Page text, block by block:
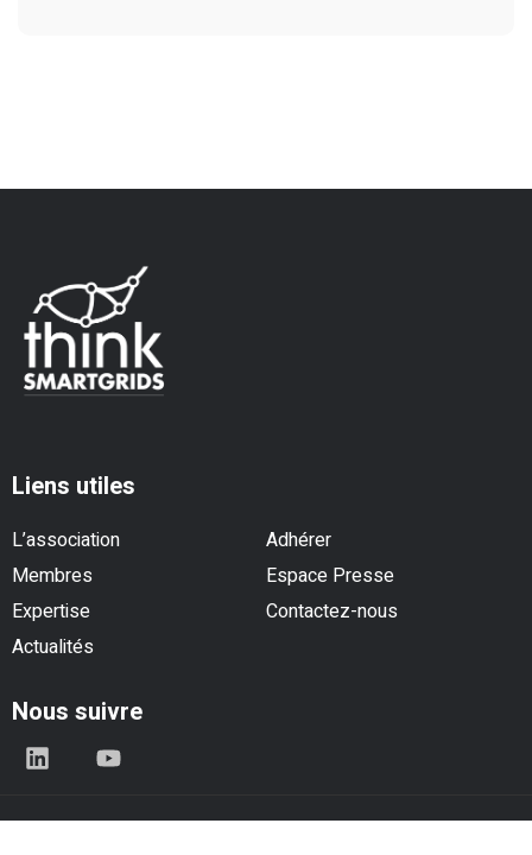
Liens utiles
L’association
Adhérer
Membres
Espace Presse
Expertise
Contactez-nous
Actualités
Nous suivre